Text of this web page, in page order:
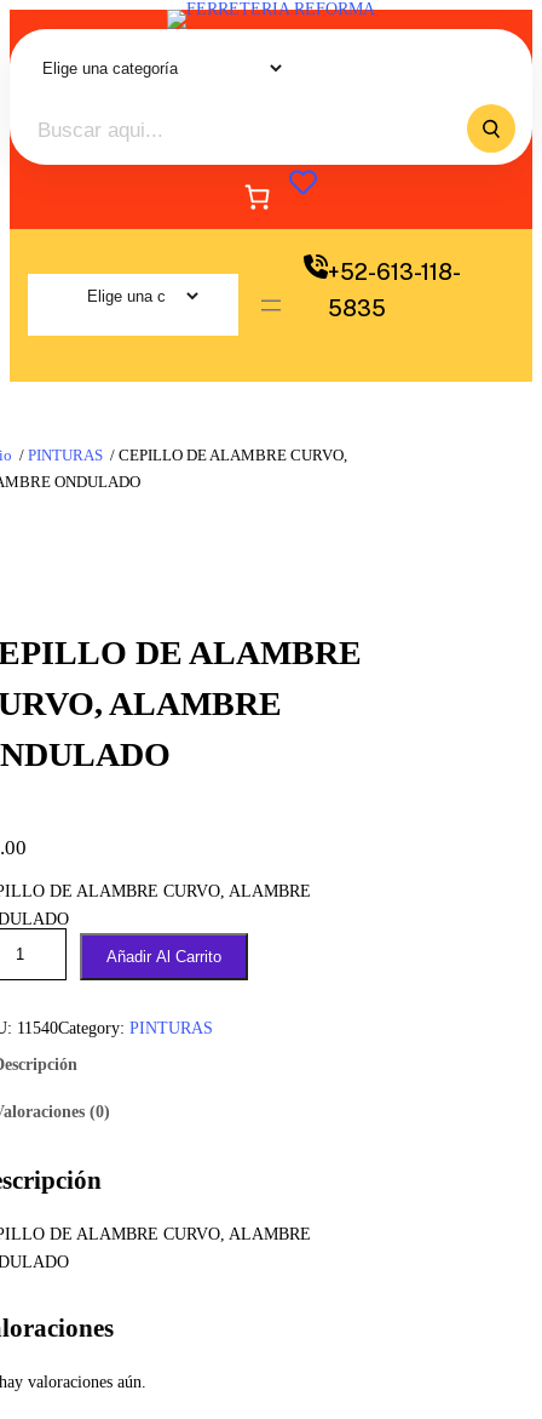
+52-613-118-
5835
/ PINTURAS / CEPILLO DE ALAMBRE CURVO,
ONDULADO
DE ALAMBRE
ALAMBRE
DE ALAMBRE CURVO, ALAMBRE
Añadir Al Carrito
11540Category: PINTURAS
(0)
DE ALAMBRE CURVO, ALAMBRE
valoraciones aún.